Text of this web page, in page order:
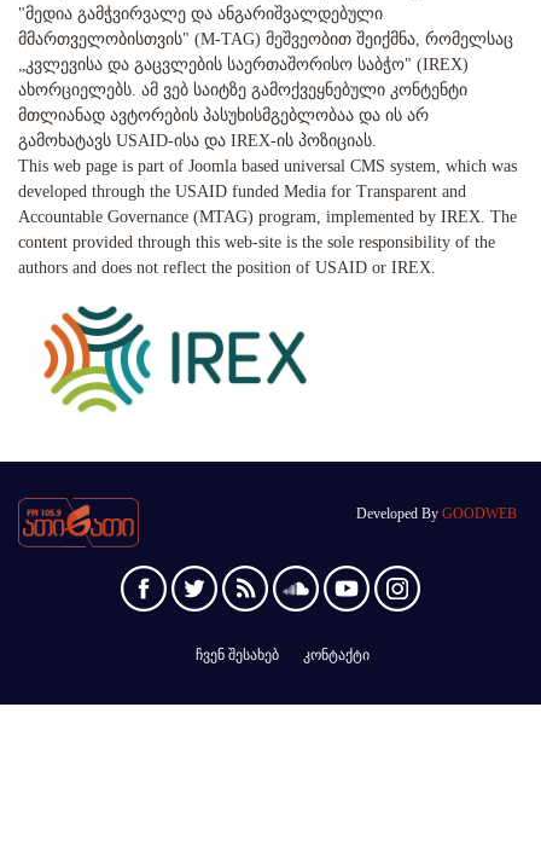
"მედია გამჭვირვალე და ანგარიშვალდებული
მმართველობისთვის" (M-TAG) მეშვეობით შეიქმნა, რომელსაც
„კვლევისა და გაცვლების საერთაშორისო საბჭო" (IREX)
ახორციელებს. ამ ვებ საიტზე გამოქვეყნებული კონტენტი
მთლიანად ავტორების პასუხისმგებლობაა და ის არ
გამოხატავს USAID-ისა და IREX-ის პოზიციას.
This web page is part of Joomla based universal CMS system, which was
developed through the USAID funded Media for Transparent and
Accountable Governance (MTAG) program, implemented by IREX. The
content provided through this web-site is the sole responsibility of the
authors and does not reflect the position of USAID or IREX.
Developed By GOODWEB
ჩვენ შესახებ კონტაქტი